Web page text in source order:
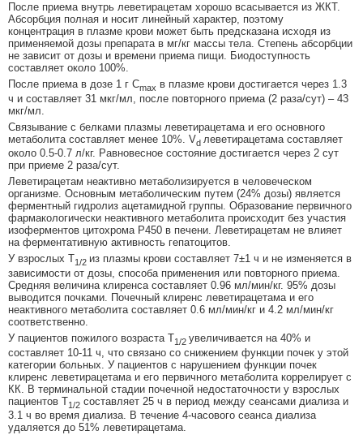
После приема внутрь леветирацетам хорошо всасывается из ЖКТ.
Абсорбция полная и носит линейный характер, поэтому
концентрация в плазме крови может быть предсказана исходя из
применяемой дозы препарата в мг/кг массы тела. Степень абсорбции
не зависит от дозы и времени приема пищи. Биодоступность
составляет около 100%.
После приема в дозе 1 г Cmax в плазме крови достигается через 1.3
ч и составляет 31 мкг/мл, после повторного приема (2 раза/сут) – 43
мкг/мл.
Связывание с белками плазмы леветирацетама и его основного
метаболита составляет менее 10%. Vd леветирацетама составляет
около 0.5-0.7 л/кг. Равновесное состояние достигается через 2 сут
при приеме 2 раза/сут.
Леветирацетам неактивно метаболизируется в человеческом
организме. Основным метаболическим путем (24% дозы) является
ферментный гидролиз ацетамидной группы. Образование первичного
фармакологически неактивного метаболита происходит без участия
изоферментов цитохрома P450 в печени. Леветирацетам не влияет
на ферментативную активность гепатоцитов.
У взрослых T1/2 из плазмы крови составляет 7±1 ч и не изменяется в
зависимости от дозы, способа применения или повторного приема.
Средняя величина клиренса составляет 0.96 мл/мин/кг. 95% дозы
выводится почками. Почечный клиренс леветирацетама и его
неактивного метаболита составляет 0.6 мл/мин/кг и 4.2 мл/мин/кг
соответственно.
У пациентов пожилого возраста T1/2 увеличивается на 40% и
составляет 10-11 ч, что связано со снижением функции почек у этой
категории больных. У пациентов с нарушением функции почек
клиренс леветирацетама и его первичного метаболита коррелирует с
КК. В терминальной стадии почечной недостаточности у взрослых
пациентов Т1/2 составляет 25 ч в период между сеансами диализа и
3.1 ч во время диализа. В течение 4-часового сеанса диализа
удаляется до 51% леветирацетама.